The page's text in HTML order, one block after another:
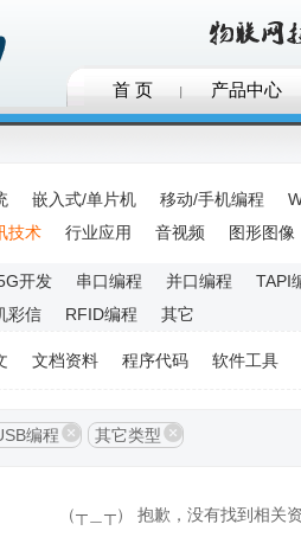
首 页 产品中心
嵌入式/单片机 移动/手机编程
技术 行业应用 音视频 图形图像
开发 串口编程 并口编程
TAPI
彩信 RFID编程 其它
文档资料 程序代码 软件工具
编程 其它类型
（┬＿┬） 抱歉，没有找到相关